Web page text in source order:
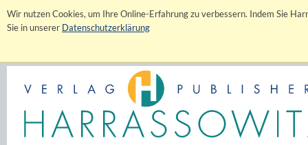
Wir nutzen Cookies, um Ihre Online-Erfahrung zu verbessern. Indem Sie
Sie in unserer Datenschutzerklärung